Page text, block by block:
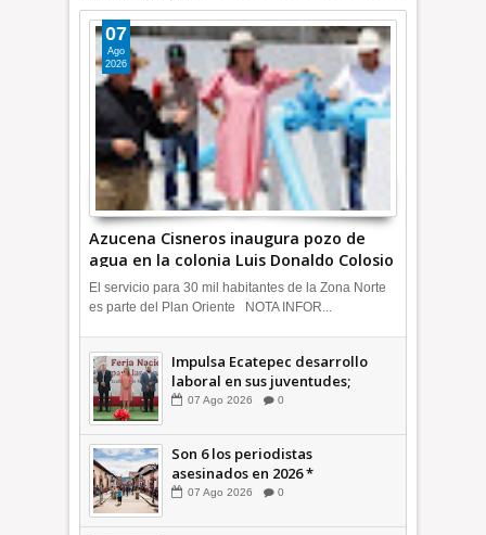
Azucena Cisneros inaugura pozo de
agua en la colonia Luis Donaldo Colosio
+Video | INFORMATIVA
07
Ago
2026
El servicio para 30 mil habitantes de la Zona Norte
es parte del Plan Oriente NOTA INFOR...
Impulsa Ecatepec desarrollo
laboral en sus juventudes;
inauguran Feria de Empleo y
INFORMATIVA
07 Ago 2026 0
Son 6 los periodistas
asesinados en 2026 *
COMENTARIO A TIEMPO
07 Ago 2026 0